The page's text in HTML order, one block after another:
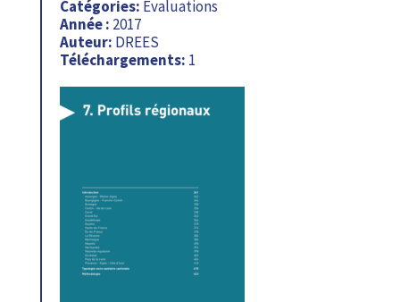
Catégories: Evaluations
Année : 2017
Auteur: DREES
Téléchargements: 1